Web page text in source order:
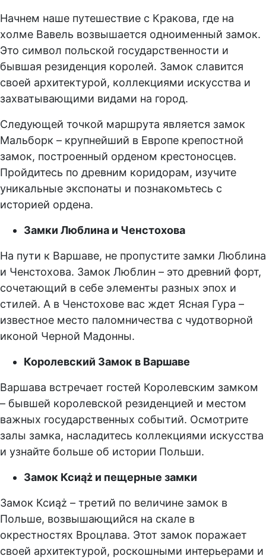
Начнем наше путешествие с Кракова, где на
холме Вавель возвышается одноименный замок.
Это символ польской государственности и
бывшая резиденция королей. Замок славится
своей архитектурой, коллекциями искусства и
захватывающими видами на город.
Следующей точкой маршрута является замок
Мальборк – крупнейший в Европе крепостной
замок, построенный орденом крестоносцев.
Пройдитесь по древним коридорам, изучите
уникальные экспонаты и познакомьтесь с
историей ордена.
Замки Люблина и Ченстохова
На пути к Варшаве, не пропустите замки Люблина
и Ченстохова. Замок Люблин – это древний форт,
сочетающий в себе элементы разных эпох и
стилей. А в Ченстохове вас ждет Ясная Гура –
известное место паломничества с чудотворной
иконой Черной Мадонны.
Королевский Замок в Варшаве
Варшава встречает гостей Королевским замком
– бывшей королевской резиденцией и местом
важных государственных событий. Осмотрите
залы замка, насладитесь коллекциями искусства
и узнайте больше об истории Польши.
Замок Ксиąż и пещерные замки
Замок Ксиąż – третий по величине замок в
Польше, возвышающийся на скале в
окрестностях Вроцлава. Этот замок поражает
своей архитектурой, роскошными интерьерами и